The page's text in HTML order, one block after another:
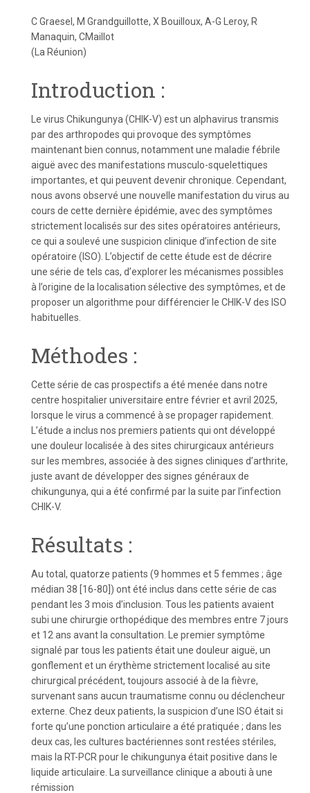
C Graesel, M Grandguillotte, X Bouilloux, A-G Leroy, R
Manaquin, CMaillot
(La Réunion)
Introduction :
Le virus Chikungunya (CHIK-V) est un alphavirus transmis
par des arthropodes qui provoque des symptômes
maintenant bien connus, notamment une maladie fébrile
aiguë avec des manifestations musculo-squelettiques
importantes, et qui peuvent devenir chronique. Cependant,
nous avons observé une nouvelle manifestation du virus au
cours de cette dernière épidémie, avec des symptômes
strictement localisés sur des sites opératoires antérieurs,
ce qui a soulevé une suspicion clinique d’infection de site
opératoire (ISO). L’objectif de cette étude est de décrire
une série de tels cas, d’explorer les mécanismes possibles
à l’origine de la localisation sélective des symptômes, et de
proposer un algorithme pour différencier le CHIK-V des ISO
habituelles.
Méthodes :
Cette série de cas prospectifs a été menée dans notre
centre hospitalier universitaire entre février et avril 2025,
lorsque le virus a commencé à se propager rapidement.
L’étude a inclus nos premiers patients qui ont développé
une douleur localisée à des sites chirurgicaux antérieurs
sur les membres, associée à des signes cliniques d’arthrite,
juste avant de développer des signes généraux de
chikungunya, qui a été confirmé par la suite par l’infection
CHIK-V.
Résultats :
Au total, quatorze patients (9 hommes et 5 femmes ; âge
médian 38 [16-80]) ont été inclus dans cette série de cas
pendant les 3 mois d’inclusion. Tous les patients avaient
subi une chirurgie orthopédique des membres entre 7 jours
et 12 ans avant la consultation. Le premier symptôme
signalé par tous les patients était une douleur aiguë, un
gonflement et un érythème strictement localisé au site
chirurgical précédent, toujours associé à de la fièvre,
survenant sans aucun traumatisme connu ou déclencheur
externe. Chez deux patients, la suspicion d’une ISO était si
forte qu’une ponction articulaire a été pratiquée ; dans les
deux cas, les cultures bactériennes sont restées stériles,
mais la RT-PCR pour le chikungunya était positive dans le
liquide articulaire. La surveillance clinique a abouti à une
rémission